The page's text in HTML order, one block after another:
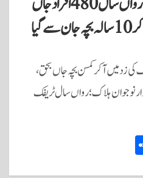
زد میں آکر کمسن بچہ جاں بحق،
نوجوان ہلاک؛ رواں سال ٹریفک